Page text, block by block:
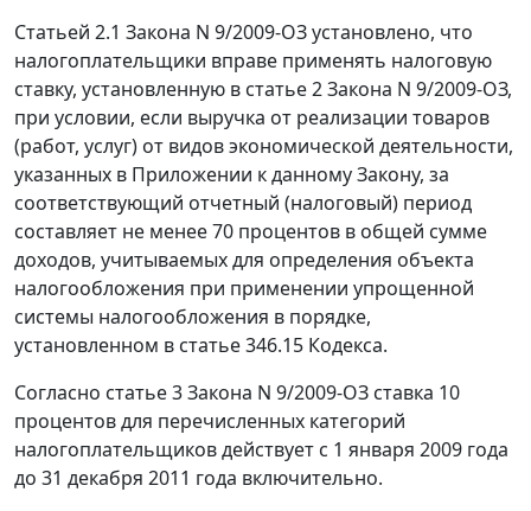
Статьей 2.1 Закона N 9/2009-ОЗ установлено, что
налогоплательщики вправе применять налоговую
ставку, установленную в статье 2 Закона N 9/2009-ОЗ,
при условии, если выручка от реализации товаров
(работ, услуг) от видов экономической деятельности,
указанных в Приложении к данному Закону, за
соответствующий отчетный (налоговый) период
составляет не менее 70 процентов в общей сумме
доходов, учитываемых для определения объекта
налогообложения при применении упрощенной
системы налогообложения в порядке,
установленном в статье 346.15 Кодекса.
Согласно статье 3 Закона N 9/2009-ОЗ ставка 10
процентов для перечисленных категорий
налогоплательщиков действует с 1 января 2009 года
до 31 декабря 2011 года включительно.